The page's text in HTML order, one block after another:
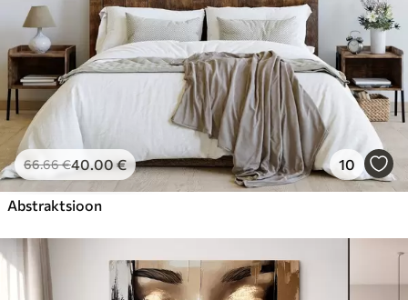
66.66€40.00€ 10
Abstraktsioon